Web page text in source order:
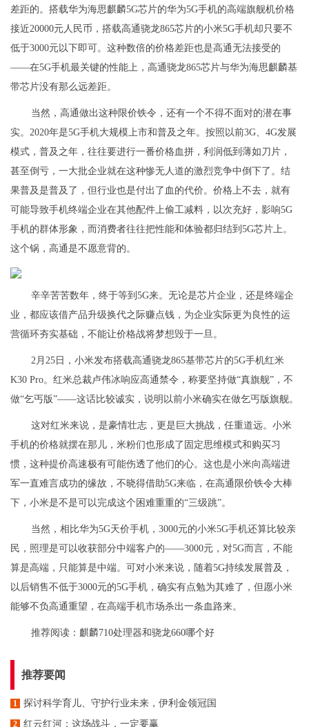
差距的。搭载华为海思麒麟5G芯片的华为5G手机的高端旗舰机价格
接近20000元人民币，搭载高通骁龙865芯片的小米5G手机却只要不
低于3000元以下即可。这种数倍的价格差距也是高通无法接受的
——在5G手机最关键的性能上，高通骁龙865芯片与华为海思麒麟基
带芯片没有那么远差距。
当然，高通做出这种限价铁令，还有一个不得不面对的潜在事
实。2020年是5G手机大规模上市和普及之年。按照以前3G、4G发展
模式，普及之年，往往要进行一番价格血拼，利润低到薄如刀片，
甚至倒亏，一大批企业就在这种惨无人道的激烈竞争中倒下了。结
果普及是普及了，但行业也是付出了血的代价。价格上不去，就有
可能导致手机终端企业在其他配件上偷工减料，以次充好，影响5G
手机的群体形象，而消费者往往把性能和体验都归结到5G芯片上。
这个锅，高通是不愿意背的。
辛辛苦苦数年，终于等到5G来。无论是芯片企业，还是终端企
业，都应该借产品升级换代之际赚点钱，为企业实际更为良性的运
营循环夯实基础，不能让价格战将梦想毁于一旦。
2月25日，小米发布搭载高通骁龙865基带芯片的5G手机红米
K30 Pro。红米总裁卢伟冰响应高通禁令，称要坚持做“真旗舰”，不
做“乞丐版”——这话比较诚实，说明以前小米确实在做乞丐版旗舰。
这对红米来说，是豪情壮志，更是巨大挑战，任重道远。小米
手机的价格就摆在那儿，米粉们也形成了固定思维模式和购买习
惯，这种提价高速极有可能伤透了他们的心。这也是小米向高端进
军一直难言成功的缘故，不晓得借助5G来临，在高通限价铁令大棒
下，小米是不是可以完成这个困难重重的“三级跳”。
当然，相比华为5G天价手机，3000元的小米5G手机还算比较亲
民，照理是可以收获部分中端客户的——3000元，对5G而言，不能
算是高端，只能算是中端。可对小米来说，随着5G持续发展普及，
以后销售不低于3000元的5G手机，确实有点勉为其难了，但愿小米
能够不负高通重望，在高端手机市场杀出一条血路来。
推荐阅读： 麒麟710处理器和骁龙660哪个好
推荐要闻
1 探讨科学育儿、守护行业未来，伊利金领冠国
2 红云红河：这场战斗，一定要赢